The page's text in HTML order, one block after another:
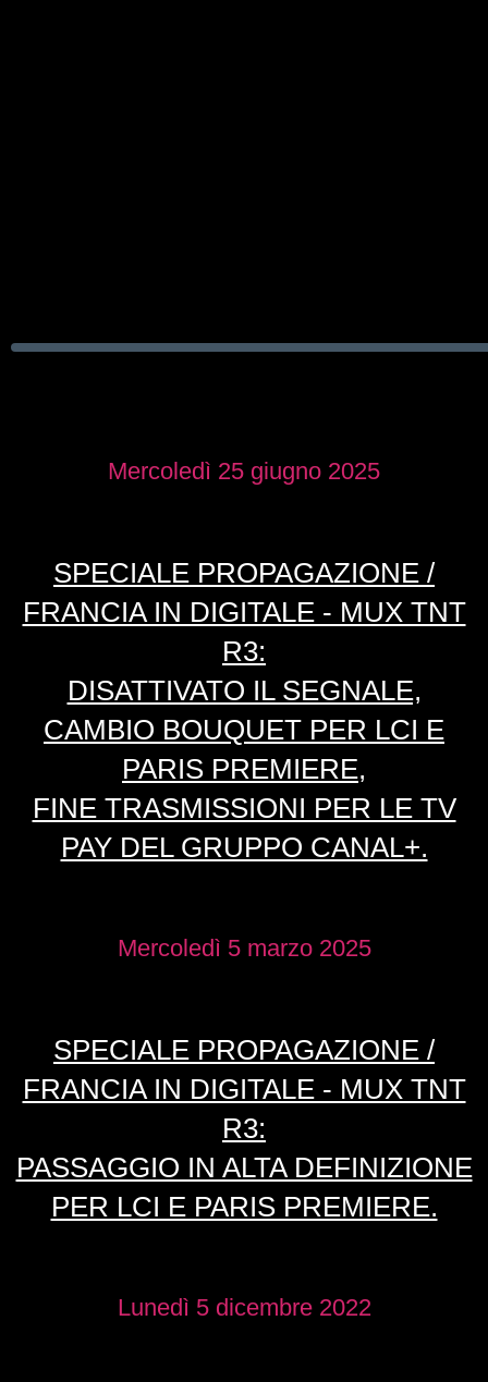
Mercoledì 25 giugno 2025
SPECIALE PROPAGAZIONE /
FRANCIA IN DIGITALE - MUX TNT
R3:
DISATTIVATO IL SEGNALE,
CAMBIO BOUQUET PER LCI E
PARIS PREMIERE,
FINE TRASMISSIONI PER LE TV
PAY DEL GRUPPO CANAL+.
Mercoledì 5 marzo 2025
SPECIALE PROPAGAZIONE /
FRANCIA IN DIGITALE - MUX TNT
R3:
PASSAGGIO IN ALTA DEFINIZIONE
PER LCI E PARIS PREMIERE.
Lunedì 5 dicembre 2022